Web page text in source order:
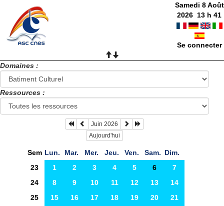
Samedi 8 Août
2026 13 h41
Se connecter
Domaines :
Ressources :
Juin 2026
Aujourd'hui
Sem Lun. Mar. Mer. Jeu. Ven. Sam. Dim.
23
1 2 3 4 5 6
7
24
8 9 10 11 12 13
14
25
15 16 17 18 19 20
21